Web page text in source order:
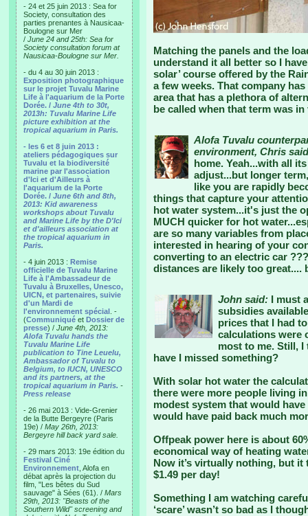
- 24 et 25 juin 2013 : Sea for
Society, consultation des
parties prenantes à Nausicaa-
Boulogne sur Mer
/ June 24 and 25th: Sea for
Society consultation forum at
Nausicaa-Boulogne sur Mer.
- du 4 au 30 juin 2013 :
Exposition photographique
sur le projet Tuvalu Marine
Life à l'aquarium de la Porte
Dorée. / June 4th to 30t,
2013h: Tuvalu Marine Life
picture exhibition at the
tropical aquarium in Paris.
- les 6 et 8 juin 2013 :
ateliers pédagogiques sur
Tuvalu et la biodiversité
marine par l'association
d'Ici et d'Ailleurs à
l'aquarium de la Porte
Dorée. / June 6th and 8th,
2013: Kid awareness
workshops about Tuvalu
and Marine Life by the D'Ici
et d'ailleurs association at
the tropical aquarium in
Paris.
- 4 juin 2013 : Remise
officielle de Tuvalu Marine
Life à l'Ambassadeur de
Tuvalu à Bruxelles, Unesco,
UICN, et partenaires, suivie
d'un Mardi de
l'environnement spécial . -
(Communiqué et Dossier de
presse) / June 4th, 2013:
Alofa Tuvalu hands the
Tuvalu Marine Life
publication to Tine Leuelu,
Ambassador of Tuvalu to
Belgium, to IUCN, UNESCO
and its partners, at the
tropical aquarium in Paris. -
Press release
- 26 mai 2013 : Vide-Grenier
de la Butte Bergeyre (Paris
19e) / May 26th, 2013:
Bergeyre hill back yard sale.
- 29 mars 2013: 19e édition du
Festival Ciné
Environnement , Alofa en
débat après la projection du
film, "Les bêtes du Sud
sauvage" à Sées (61). / Mars
29th, 2013: "Beasts of the
Southern Wild" screening and
Matching the panels and the
understand it all better so I
solar’ course offered by the
a few weeks. That company
area that has a plethora of
be called when that term was
Alofa Tuvalu
environment, Chris
home. Yeah...with all
adjust...but longer
like you are rapidly
things that capture your
hot water system...it's just the
MUCH quicker for hot
are so many variables from
interested in hearing of your
converting to an electric car
distances are likely too great....
John said: I must
subsidies
prices that I had
calculations were
most to me. Still,
have I missed something?
With solar hot water the
there were more people living
modest system that would
would have paid back much
Offpeak power here is about
economical way of heating
Now it’s virtually nothing, but
$1.49 per day!
Something I am watching
‘scare’ wasn’t so bad as I